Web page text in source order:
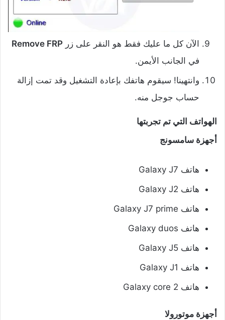
الآن كل ما عليك فقط هو النقر على زر Remove FRP
في الجانب الأيمن.
وانتهينا! سيقوم هاتفك بإعادة التشغيل وقد تمت إزالة
حساب جوجل منه.
الهواتف التي تم تجربتها
أجهزة سامسونج
هاتف Galaxy J7
هاتف Galaxy J2
هاتف Galaxy J7 prime
هاتف Galaxy duos
هاتف Galaxy J5
هاتف Galaxy J1
هاتف Galaxy core 2
أجهزة موتورولا